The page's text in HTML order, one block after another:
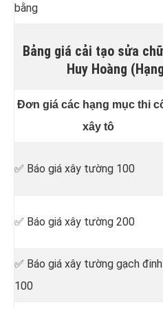
bằng
Bảng giá cải tạo sửa
Huy Hoàng
Đơn giá các hạng mục thi
xây tô
✅ Báo giá xây tường 100
✅ Báo giá xây tường 200
✅ Báo giá xây tường gạch đinh
100